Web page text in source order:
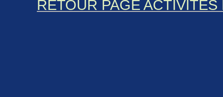
RETOUR PAGE ACTIVITÉS